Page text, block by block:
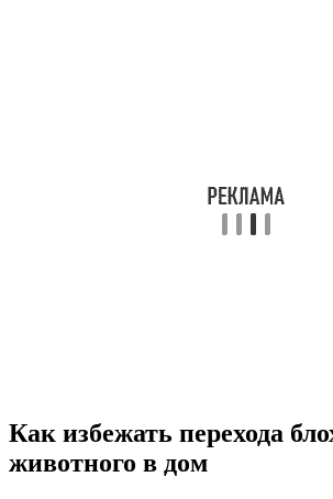
Как избежать перехода
животного в дом